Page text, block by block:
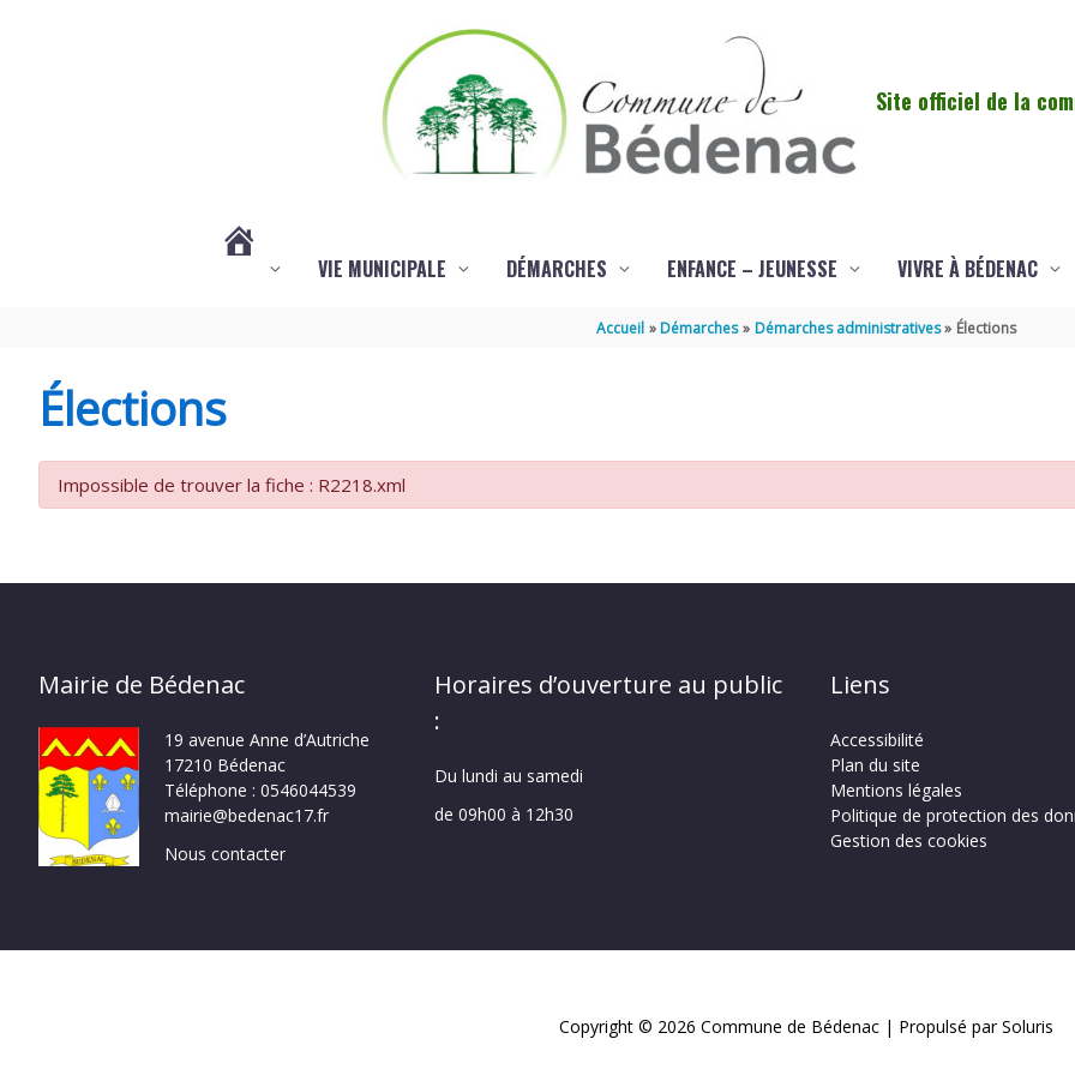
Site officiel de la
DE
VIE MUNICIPALE DÉMARCHES ENFANCE – JEUNESSE VIVRE À BÉDENAC
Accueil Démarches Démarches administratives Élections
Élections
Impossible de trouver la fiche : R2218.xml
Mairie de Bédenac
19 avenue Anne d’Autriche
17210 Bédenac
Téléphone : 0546044539
mairie@bedenac17.fr
Nous contacter
Horaires d’ouverture au public
:
Du lundi au samedi
de 09h00 à 12h30
Liens
Accessibilité
Plan du site
Mentions légales
Politique de protection des
Gestion des cookies
Copyright © 2026 Commune de Bédenac | Propulsé par Soluris